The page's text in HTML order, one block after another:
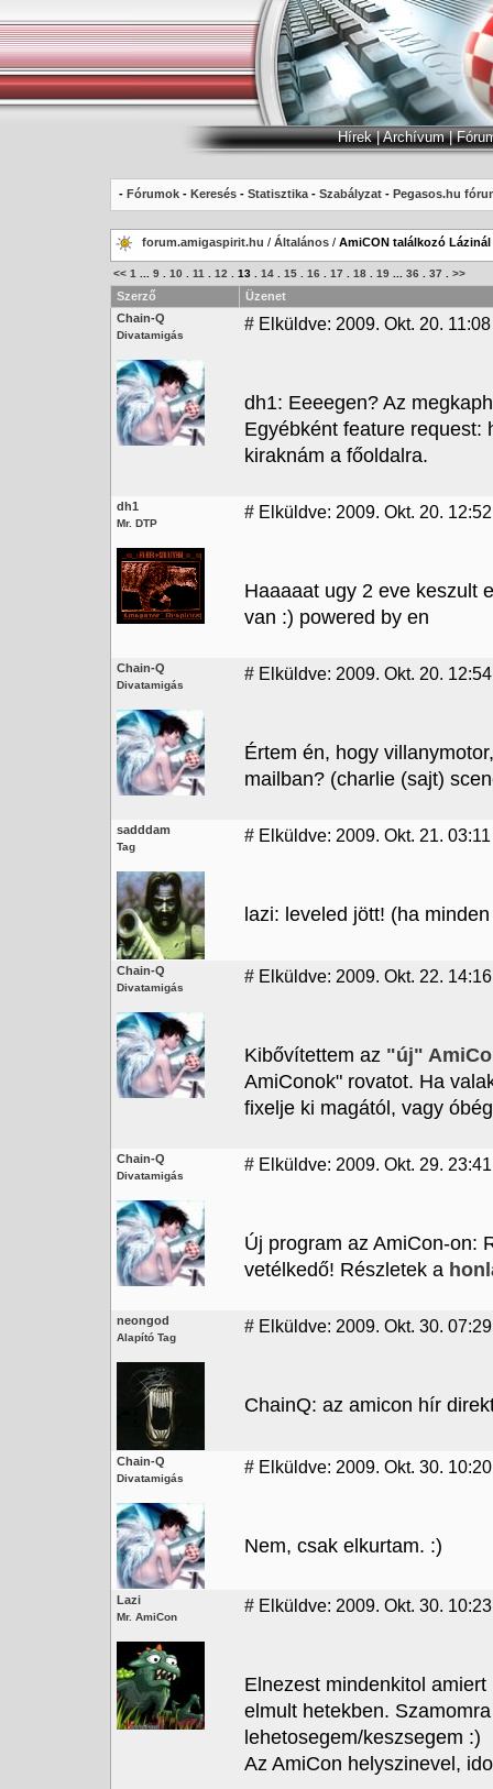
Hírek|Archívum|
- Fórumok - Keresés - Statisztika - Szabályzat - Pegasos.hu
forum.amigaspirit.hu / Általános / AmiCON találkozó Lázinál
<< 1 9 10 11 12 13 14 15 16 17 18 19 36 37 >>
Szerző
Üzenet
Chain-Q
Divatamigás
# Elküldve: 2009. Okt. 20.
dh1: Eeeegen? Az
Egyébként feature request:
kiraknám a főoldalra.
dh1
Mr. DTP
# Elküldve: 2009. Okt. 20. 12:52
Haaaaat ugy 2 eve keszult
van :) powered by en
Chain-Q
Divatamigás
# Elküldve: 2009. Okt. 20. 12:54
Értem én, hogy
mailban? (charlie (sajt)
sadddam
Tag
# Elküldve: 2009. Okt. 21. 03:11
lazi: leveled jött! (ha
Chain-Q
Divatamigás
# Elküldve: 2009. Okt. 22. 14:16
Kibővítettem az "új"
AmiConok" rovatot. Ha
fixelje ki magától, vagy
Chain-Q
Divatamigás
# Elküldve: 2009. Okt. 29. 23:41
Új program az AmiCon-on:
vetélkedő! Részletek a
neongod
Alapító Tag
# Elküldve: 2009. Okt. 30. 07:29
ChainQ: az amicon hír
Chain-Q
Divatamigás
# Elküldve: 2009. Okt. 30. 10:20
Nem, csak elkurtam. :)
Lazi
Mr. AmiCon
# Elküldve: 2009. Okt. 30. 10:23
Elnezest mindenkitol
elmult hetekben.
lehetosegem/keszsegem :)
Az AmiCon helyszinevel,